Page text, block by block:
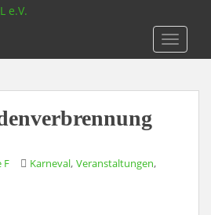
F Karneval, Veranstaltungen,